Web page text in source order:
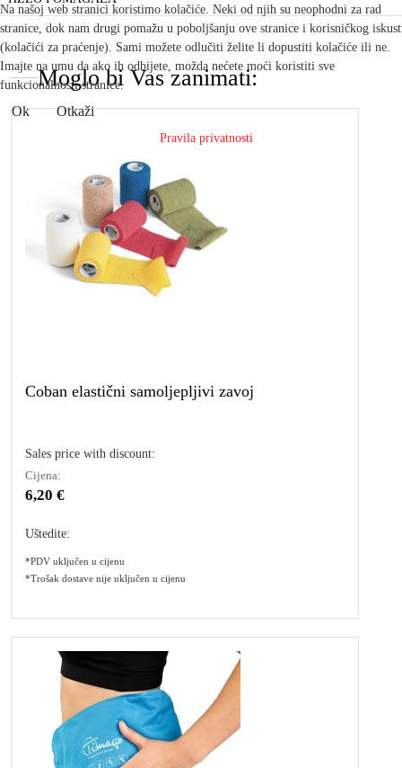
Moglo bi Vas zanimati:
Coban elastični samoljepljivi zavoj
Sales price with discount:
Cijena:
6,20 €
Uštedite:
*PDV uključen u cijenu
*Trošak dostave nije uključen u cijenu
Na našoj web stranici koristimo kolačiće. Neki od njih su neophodni za rad
stranice, dok nam drugi pomažu u poboljšanju ove stranice i korisničkog
(kolačići za praćenje). Sami možete odlučiti želite li dopustiti kolačiće ili ne.
Imajte na umu da ako ih odbijete, možda nećete moći koristiti sve
funkcionalnosti stranice.
Ok Otkaži
Pravila privatnosti